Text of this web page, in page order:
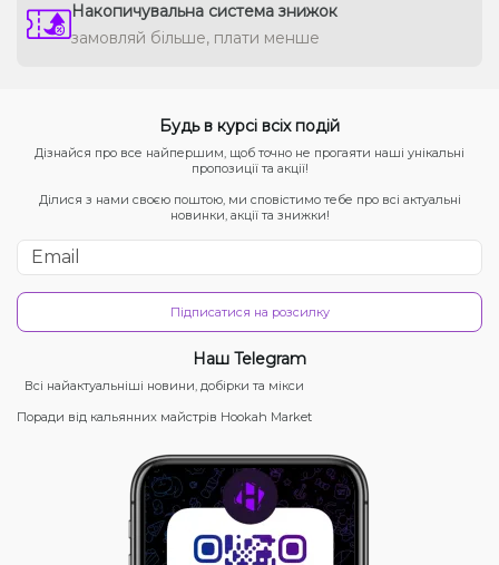
Накопичувальна система знижок
замовляй більше, плати менше
Будь в курсі всіх подій
Дізнайся про все найпершим, щоб точно не прогаяти наші унікальні
пропозиції та акції!
Ділися з нами своєю поштою, ми сповістимо тебе про всі актуальні
новинки, акції та знижки!
Підписатися на розсилку
Наш Telegram
Всі найактуальніші новини, добірки та мікси
Поради від кальянних майстрів Hookah Market